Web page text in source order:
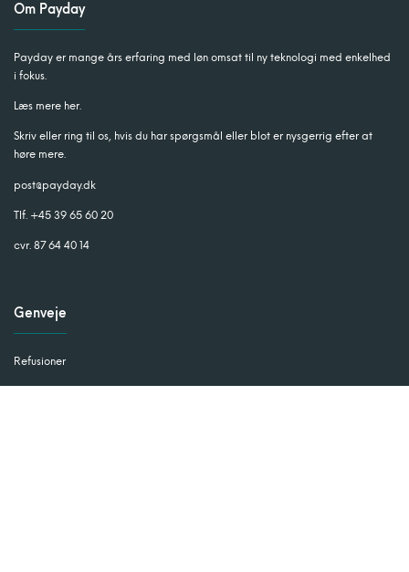
Om Payday
Payday er mange års erfaring med løn omsat til ny teknologi med enkelhed
i fokus.
Læs mere her.
Skriv eller ring til os, hvis du har spørgsmål eller blot er nysgerrig efter at
høre mere.
post@payday.dk
Tlf. +45 39 65 60 20
cvr. 87 64 40 14
Genveje
Refusioner